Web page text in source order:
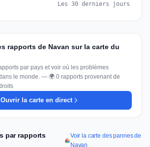
Les 30 derniers jours
rapports de Navan sur la carte du
par pays et voir où les problèmes
le monde. — 🌍 0 rapports provenant de
Ouvrir la carte en direct
par rapports
Voir la carte des pannes de
Navan